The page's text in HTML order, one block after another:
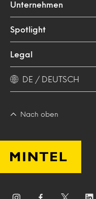
Unternehmen
Spotlight
Legal
DE / DEUTSCH
Nach oben